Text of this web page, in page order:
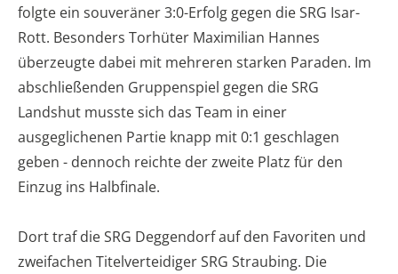
folgte ein souveräner 3:0-Erfolg gegen die SRG Isar-
Rott. Besonders Torhüter Maximilian Hannes
überzeugte dabei mit mehreren starken Paraden. Im
abschließenden Gruppenspiel gegen die SRG
Landshut musste sich das Team in einer
ausgeglichenen Partie knapp mit 0:1 geschlagen
geben - dennoch reichte der zweite Platz für den
Einzug ins Halbfinale.
Dort traf die SRG Deggendorf auf den Favoriten und
zweifachen Titelverteidiger SRG Straubing. Die